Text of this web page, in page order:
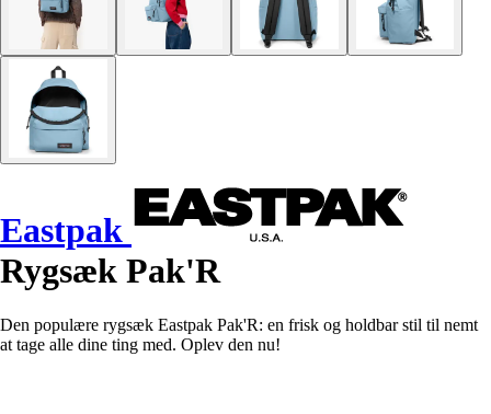
Eastpak
Rygsæk Pak'R
Den populære rygsæk Eastpak Pak'R: en frisk og holdbar stil til nemt
at tage alle dine ting med. Oplev den nu!